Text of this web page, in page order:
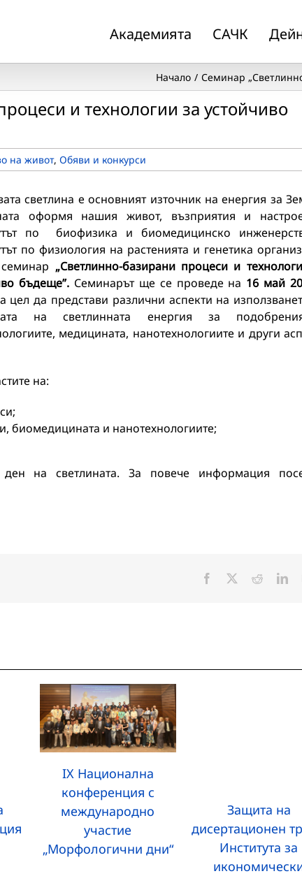
Академията САЧК
Начало Семинар
и технологии за устойчиво
на живот, Обяви и конкурси
светлина е основният източник на енергия за
оформя нашия живот, възприятия и
по биофизика и биомедицинско
по физиология на растенията и генетика
„Светлинно-базирани процеси и
бъдеще”. Семинарът ще се проведе на 16 май
цел да представи различни аспекти на
на светлинната енергия за
медицината, нанотехнологиите и други
на:
биомедицината и нанотехнологиите;
на светлината. За повече информация
Facebook Reddit
IX Национална
конференция с
международно
участие
„Морфологични дни“
Защита на
дисертационен
Института за